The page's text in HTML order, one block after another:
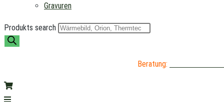
Gravuren
Produkts search
Beratung: